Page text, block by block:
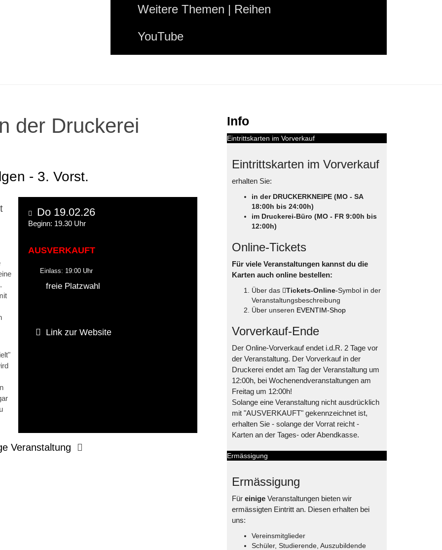
Weitere Themen | Reihen
YouTube
der Druckerei
- 3. Vorst.
Do 19.02.26
Beginn: 19.30 Uhr
AUSVERKAUFT
Einlass: 19:00 Uhr
freie Platzwahl
Link zur Website
Veranstaltung
Info
Eintrittskarten im Vorverkauf
Eintrittskarten im Vorverkauf
erhalten Sie:
in der DRUCKERKNEIPE (MO - SA
18:00h bis 24:00h)
im Druckerei-Büro (MO - FR 9:00h bis
12:00h)
Online-Tickets
Für viele Veranstaltungen kannst du die
Karten auch online bestellen:
Über das Tickets-Online-Symbol in der
Veranstaltungsbeschreibung
Über unseren EVENTIM-Shop
Vorverkauf-Ende
Der Online-Vorverkauf endet i.d.R. 2 Tage vor
der Veranstaltung. Der Vorverkauf in der
Druckerei endet am Tag der Veranstaltung um
12:00h, bei Wochenendveranstaltungen am
Freitag um 12:00h!
Solange eine Veranstaltung nicht ausdrücklich
mit "AUSVERKAUFT" gekennzeichnet ist,
erhalten Sie - solange der Vorrat reicht -
Karten an der Tages- oder Abendkasse.
Ermässigung
Ermässigung
Für einigeVeranstaltungen bieten wir
ermässigten Eintritt an. Diesen erhalten bei
uns:
Vereinsmitglieder
Schüler, Studierende, Auszubildende